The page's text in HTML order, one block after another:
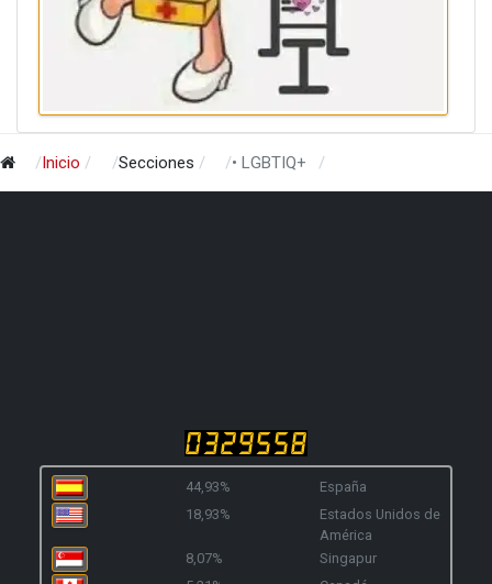
Inicio Secciones • LGBTIQ+
44,93%
España
18,93%
Estados Unidos de
América
8,07%
Singapur